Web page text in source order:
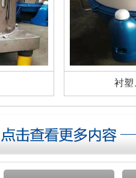
衬塑